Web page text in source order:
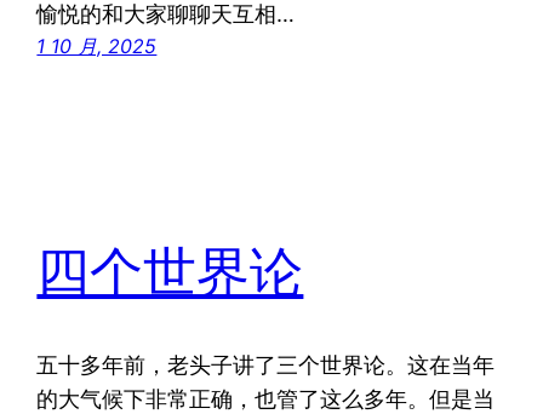
愉悦的和大家聊聊天互相…
1 10 月, 2025
四个世界论
五十多年前，老头子讲了三个世界论。这在当年
的大气候下非常正确，也管了这么多年。但是当